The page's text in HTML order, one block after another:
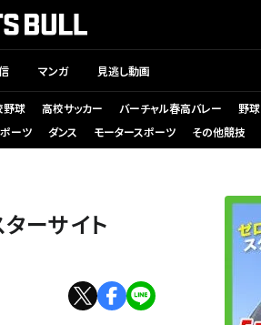
マンガ 見逃し動画
野球 高校サッカー バーチャル春高バレー 野球
ーツ ダンス モータースポーツ その他競技
ーサイト